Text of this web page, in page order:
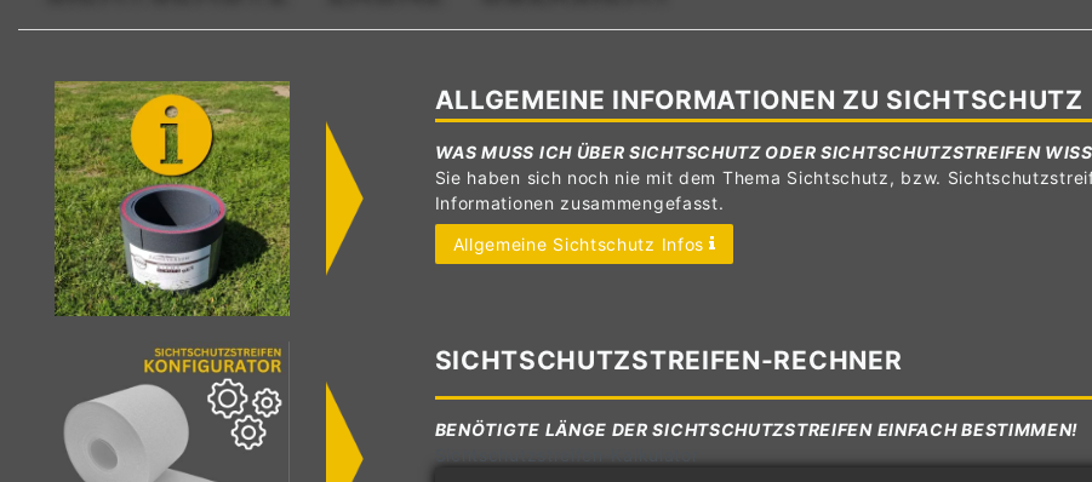
ALLGEMEINE INFORMATIONEN ZU SICHTSCHUTZ
WAS MUSS ICH ÜBER SICHTSCHUTZ ODER SICHTSCHUTZSTREIFEN
Sie haben sich noch nie mit dem Thema Sichtschutz, bzw.
Informationen zusammengefasst.
Allgemeine Sichtschutz Infos
SICHTSCHUTZSTREIFEN-RECHNER
BENÖTIGTE LÄNGE DER SICHTSCHUTZSTREIFEN EINFACH BESTIMMEN!